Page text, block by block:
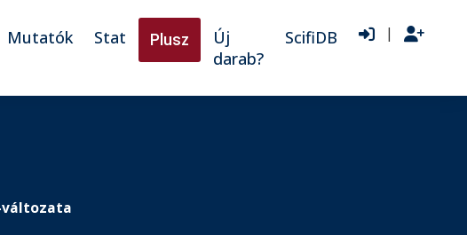
Mutatók Stat Plusz
Új
darab?
ScifiDB |
változata